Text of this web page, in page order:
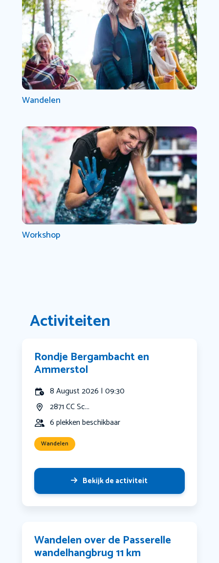
Wandelen
Workshop
Activiteiten
Rondje Bergambacht en
Ammerstol
8 August 2026 | 09:30
2871 CC Sc...
6 plekken beschikbaar
Wandelen
Bekijk de activiteit
Wandelen over de Passerelle
wandelhangbrug 11 km